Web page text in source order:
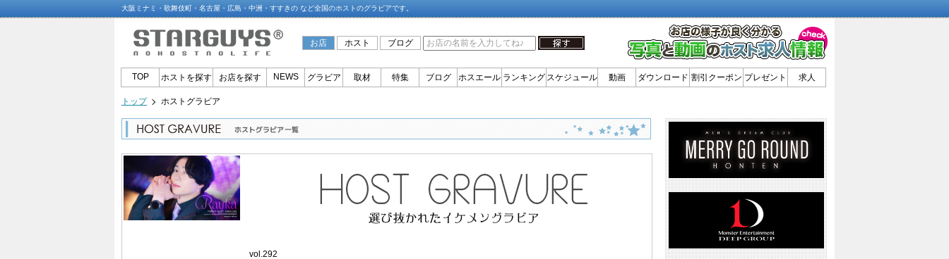
大阪ミナミ・歌舞伎町・名古屋・広島・中洲・すすきの など全国のホストのグラビアです。
お店 ホスト ブログ
TOP ホストを探す お店を探す NEWS グラビア 取材 特集 ブログ ホスエール ランキング スケジュール 動画 ダウンロード 割引クーポン プレゼント 求人
トップ ホストグラビア
vol.292